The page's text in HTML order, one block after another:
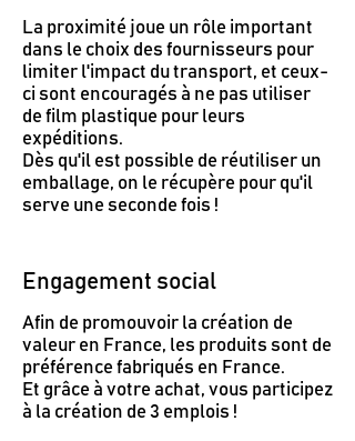
La proximité joue un rôle important
dans le choix des fournisseurs pour
limiter l'impact du transport, et ceux-
ci sont encouragés à ne pas utiliser
de film plastique pour leurs
expéditions.
Dès qu'il est possible de réutiliser un
emballage, on le récupère pour qu'il
serve une seconde fois !
Engagement social
Afin de promouvoir la création de
valeur en France, les produits sont de
préférence fabriqués en France.
Et grâce à votre achat, vous participez
à la création de 3 emplois !